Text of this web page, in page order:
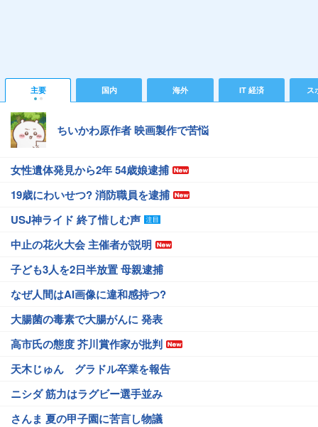
主要 国内 海外 IT 経済 ス
ちいかわ原作者 映画製作で苦悩
女性遺体発見から2年 54歳娘逮捕
19歳にわいせつ? 消防職員を逮捕
USJ神ライド 終了惜しむ声
中止の花火大会 主催者が説明
子ども3人を2日半放置 母親逮捕
なぜ人間はAI画像に違和感持つ?
大腸菌の毒素で大腸がんに 発表
高市氏の態度 芥川賞作家が批判
天木じゅん グラドル卒業を報告
ニシダ 筋力はラグビー選手並み
さんま 夏の甲子園に苦言し物議